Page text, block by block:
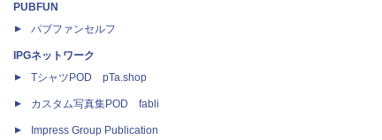
PUBFUN
パブファンセルフ
IPGネットワーク
TシャツPOD pTa.shop
カスタム写真集POD fabli
Impress Group Publication